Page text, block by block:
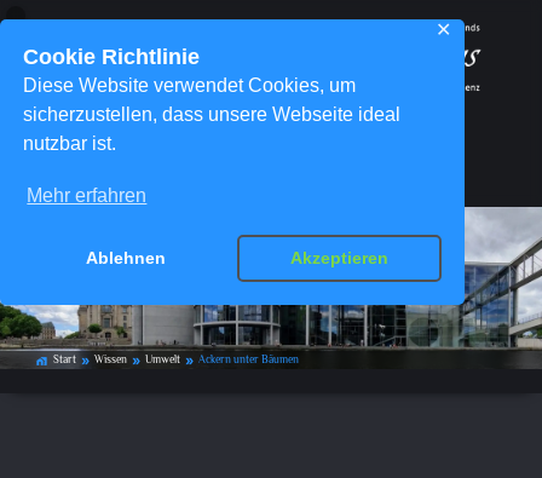
Cookie Richtlinie
Diese Website verwendet Cookies, um
sicherzustellen, dass unsere Webseite ideal
nutzbar ist.
Mehr erfahren
Ablehnen Akzeptieren
✕
Ackern unter Bäumen
home_work Start double_arrow Wissen double_arrow Umwelt double_arrow Ackern unter Bäumen